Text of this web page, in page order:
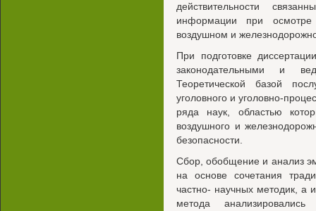
действительности
информации при осмотре
воздушном и
При подготовке
законодательными и
Теоретической базой
уголовного и уголовно-
ряда наук, областью
воздушного и
безопасности.
Сбор, обобщение и анализ
на основе сочетания
частно- научных методик, а
метода